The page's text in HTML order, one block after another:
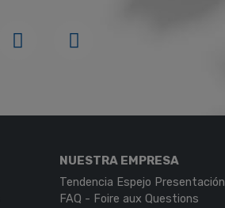
NUESTRA EMPRESA
Tendencia Espejo Presentación
FAQ - Foire aux Questions